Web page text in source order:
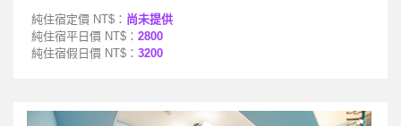
純住宿定價 NT$： 尚未提供
純住宿平日價 NT$： 2800
純住宿假日價 NT$： 3200